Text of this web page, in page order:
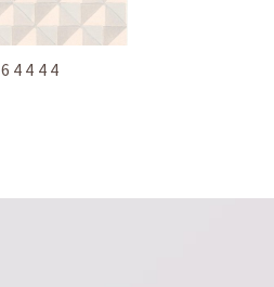
64444